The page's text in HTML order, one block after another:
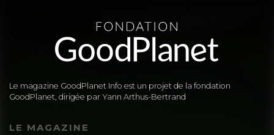
Le magazine GoodPlanet Info est un projet de la fondation
GoodPlanet, dirigée par Yann Arthus-Bertrand
LE MAGAZINE